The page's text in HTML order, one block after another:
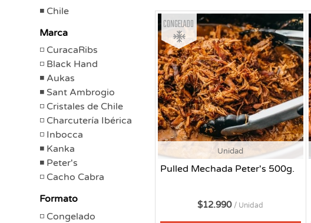
Chile
Marca
CuracaRibs
Black Hand
Aukas
Sant Ambrogio
Cristales de Chile
Charcutería Ibérica
Inbocca
Kanka
Peter's
Cacho Cabra
Formato
Congelado
Unidad
Pulled Mechada Peter's 500g.
Congelado
$12.990 / Unidad